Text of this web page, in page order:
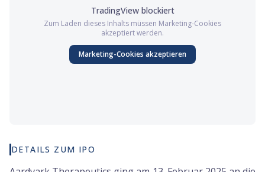
TradingViewblockiert
Zum Laden dieses Inhalts müssen Marketing-Cookies
akzeptiert werden.
Marketing-Cookies akzeptieren
DETAILS ZUM IPO